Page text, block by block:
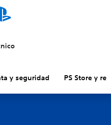
y seguridad PS Store y